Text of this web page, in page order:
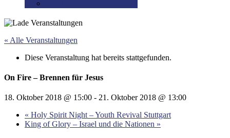
« Alle Veranstaltungen
Diese Veranstaltung hat bereits stattgefunden.
On Fire – Brennen für Jesus
18. Oktober 2018 @ 15:00 - 21. Oktober 2018 @ 13:00
« Holy Spirit Night – Youth Revival Stuttgart
King of Glory – Israel und die Nationen »